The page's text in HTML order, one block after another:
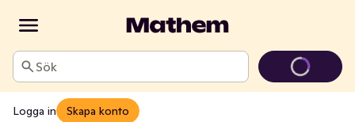
Sök
Logga in Skapa konto